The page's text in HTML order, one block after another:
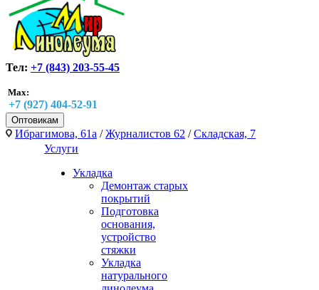
Тел: +7 (843) 203-55-45
Max:
+7 (927) 404-52-91
Оптовикам
Ибрагимова, 61а /Журналистов 62 /Складская, 7
Услуги
Укладка
Демонтаж старых
покрытий
Подготовка
основания,
устройство
стяжки
Укладка
натурального